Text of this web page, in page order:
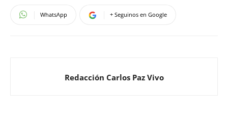
WhatsApp + Seguinos en Google
Redacción Carlos Paz Vivo